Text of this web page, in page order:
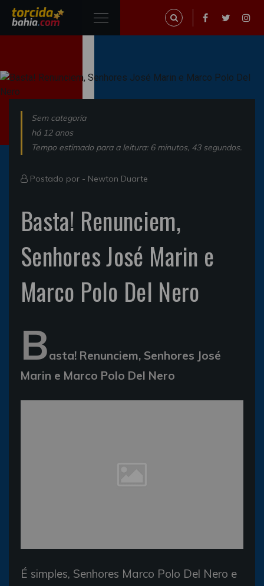
Sem categoria
há 12 anos
Tempo estimado para a leitura: 6 minutos, 43 segundos.
Postado por - Newton Duarte
Basta! Renunciem,
Senhores José Marin e
Marco Polo Del Nero
Basta! Renunciem, Senhores José
Marin e Marco Polo Del Nero
É simples, Senhores Marco Polo Del Nero e